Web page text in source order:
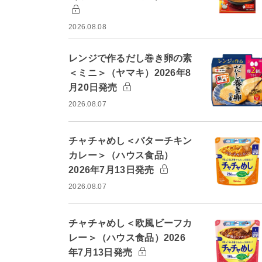
2026.08.08
レンジで作るだし巻き卵の素
＜ミニ＞（ヤマキ）2026年8
月20日発売
2026.08.07
チャチャめし＜バターチキン
カレー＞（ハウス食品）
2026年7月13日発売
2026.08.07
チャチャめし＜欧風ビーフカ
レー＞（ハウス食品）2026
年7月13日発売